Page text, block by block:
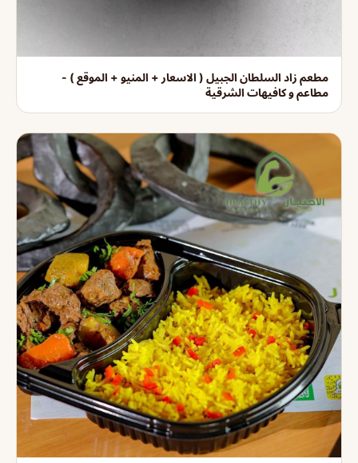
مطعم زاد السلطان الجبيل ( الاسعار + المنيو + الموقع ) -
مطاعم و كافيهات الشرقية